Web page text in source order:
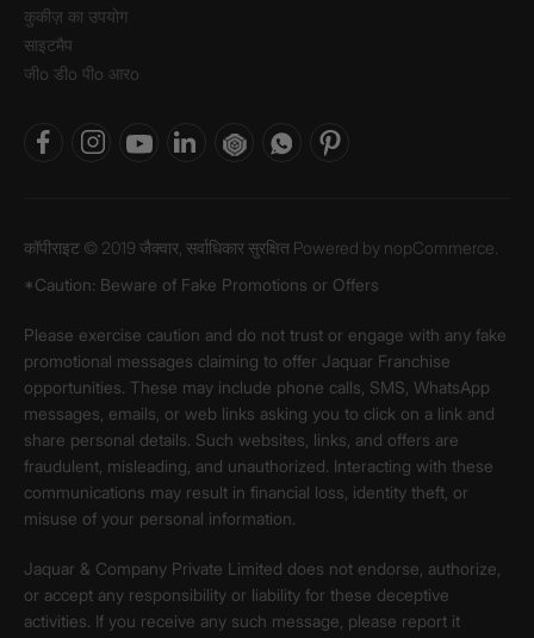
कुकीज़ का उपयोग
साइटमैप
जीo डीo पीo आरo
कॉपीराइट © 2019 जैक्वार, सर्वाधिकार सुरक्षित Powered by nopCommerce.
*Caution: Beware of Fake Promotions or Offers
Please exercise caution and do not trust or engage with any fake
promotional messages claiming to offer Jaquar Franchise
opportunities. These may include phone calls, SMS, WhatsApp
messages, emails, or web links asking you to click on a link and
share personal details. Such websites, links, and offers are
fraudulent, misleading, and unauthorized. Interacting with these
communications may result in financial loss, identity theft, or
misuse of your personal information.
Jaquar & Company Private Limited does not endorse, authorize,
or accept any responsibility or liability for these deceptive
activities. If you receive any such message, please report it